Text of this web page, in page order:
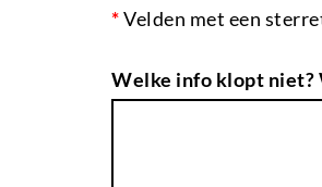
*Velden met een
Welke info klopt niet?